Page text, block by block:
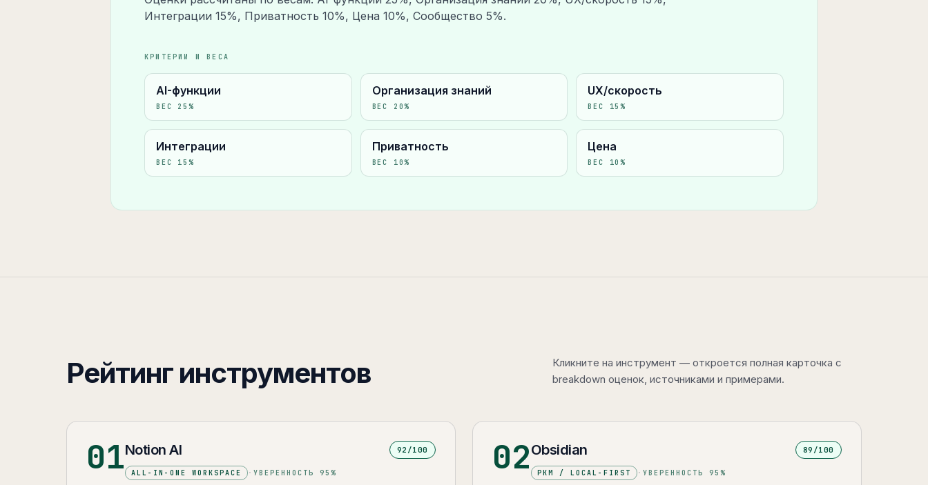
Интеграции 15%, Приватность 10%, Цена 10%, Сообщество 5%.
КРИТЕРИИ И ВЕСА
AI-функции
ВЕС 25 %
Организация знаний
ВЕС 20%
UX/скорость
ВЕС 15%
Интеграции
ВЕС 15 %
Приватность
ВЕС 10%
Цена
ВЕС 10%
Рейтинг инструментов
Кликните на инструмент — откроется полная карточка с
breakdown оценок, источниками и примерами.
01Notion AI 92 /100
ALL-IN-ONE WORKSPACE · УВЕРЕННОСТЬ 95 % 02Obsidian 89 /100
PKM / LOCAL-FIRST · УВЕРЕННОСТЬ 95 %